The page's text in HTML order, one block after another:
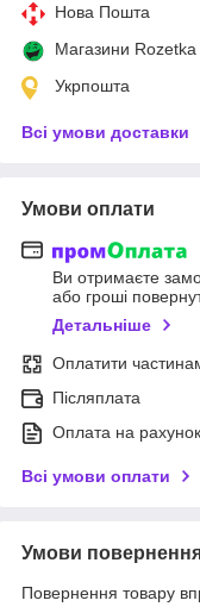
Нова Пошта
Магазини Rozetka
Укрпошта
Всі умови доставки
Умови оплати
Ви отримаєте
або гроші
Детальніше
Оплатити
Післяплата
Оплата на рахунок
Всі умови оплати
Умови
Повернення товару